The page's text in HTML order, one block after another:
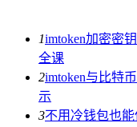
1imtoken加密密
全课
2imtoken与比特
示
3不用冷钱包也